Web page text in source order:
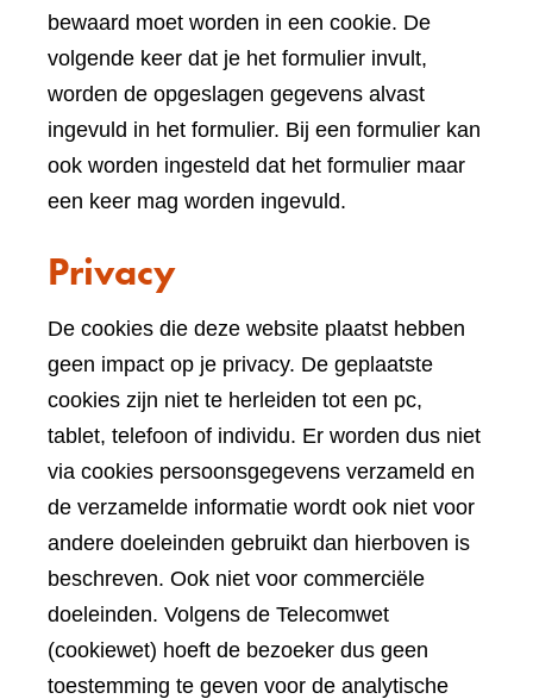
bewaard moet worden in een cookie. De
volgende keer dat je het formulier invult,
worden de opgeslagen gegevens alvast
ingevuld in het formulier. Bij een formulier kan
ook worden ingesteld dat het formulier maar
een keer mag worden ingevuld.
Privacy
De cookies die deze website plaatst hebben
geen impact op je privacy. De geplaatste
cookies zijn niet te herleiden tot een pc,
tablet, telefoon of individu. Er worden dus niet
via cookies persoonsgegevens verzameld en
de verzamelde informatie wordt ook niet voor
andere doeleinden gebruikt dan hierboven is
beschreven. Ook niet voor commerciële
doeleinden. Volgens de Telecomwet
(cookiewet) hoeft de bezoeker dus geen
toestemming te geven voor de analytische